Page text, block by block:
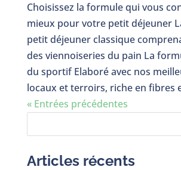
Choisissez la formule qui vous
mieux pour votre petit déjeuner
petit déjeuner classique
des viennoiseries du pain La
du sportif Elaboré avec nos
locaux et terroirs, riche en fibres
« Entrées précédentes
Articles récents